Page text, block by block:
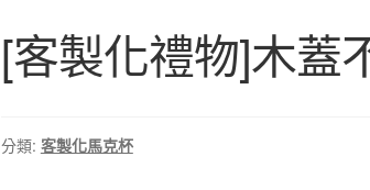
[客製化禮物]木蓋
分類: 客製化馬克杯